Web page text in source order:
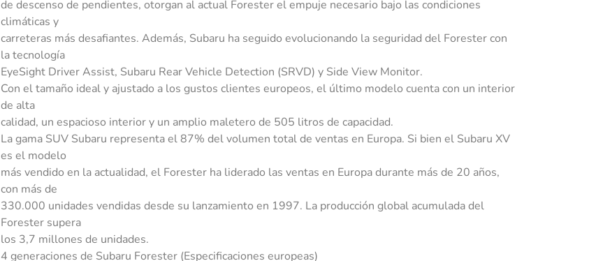
de descenso de pendientes, otorgan al actual Forester el empuje necesario bajo las condiciones
climáticas y
carreteras más desafiantes. Además, Subaru ha seguido evolucionando la seguridad del Forester con
la tecnología
EyeSight Driver Assist, Subaru Rear Vehicle Detection (SRVD) y Side View Monitor.
Con el tamaño ideal y ajustado a los gustos clientes europeos, el último modelo cuenta con un interior
de alta
calidad, un espacioso interior y un amplio maletero de 505 litros de capacidad.
La gama SUV Subaru representa el 87% del volumen total de ventas en Europa. Si bien el Subaru XV
es el modelo
más vendido en la actualidad, el Forester ha liderado las ventas en Europa durante más de 20 años,
con más de
330.000 unidades vendidas desde su lanzamiento en 1997. La producción global acumulada del
Forester supera
los 3,7 millones de unidades.
4 generaciones de Subaru Forester (Especificaciones europeas)